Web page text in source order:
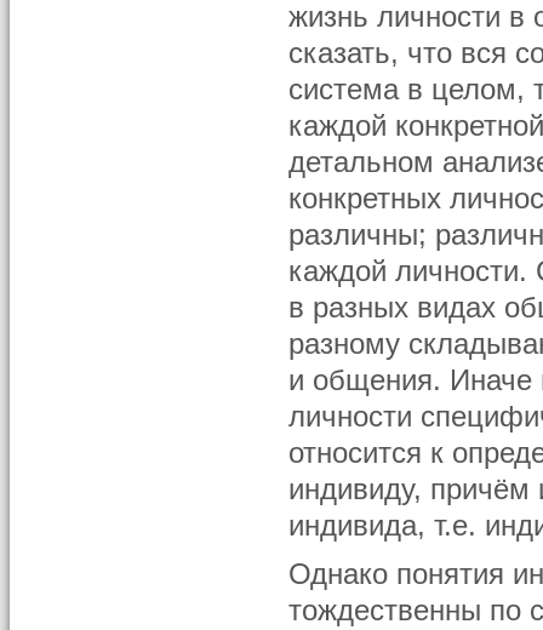
жизнь личности в
сказать, что вся
система в целом,
каждой
детальном
конкретных
различны;
каждой личности.
в разных видах
разному
и общения. Иначе
личности
относится к
индивиду, причём
индивида, т.е.
Однако понятия
тождественны по